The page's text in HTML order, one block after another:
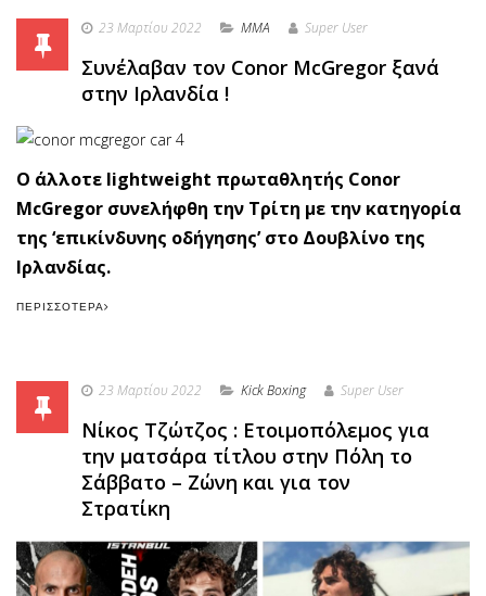
23 Μαρτίου 2022 MMA Super User
Συνέλαβαν τον Conor McGregor ξανά
στην Ιρλανδία !
Ο άλλοτε lightweight πρωταθλητής Conor
McGregor συνελήφθη την Τρίτη με την κατηγορία
της ‘επικίνδυνης οδήγησης’ στο Δουβλίνο της
Ιρλανδίας.
ΠΕΡΙΣΣΌΤΕΡΑ
23 Μαρτίου 2022 Κick Boxing Super User
Νίκος Τζώτζος : Ετοιμοπόλεμος για
την ματσάρα τίτλου στην Πόλη το
Σάββατο – Ζώνη και για τον
Στρατίκη